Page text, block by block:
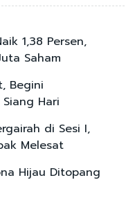
1,38 Persen,
Saham
Begini
Hari
di Sesi I,
Melesat
Hijau Ditopang